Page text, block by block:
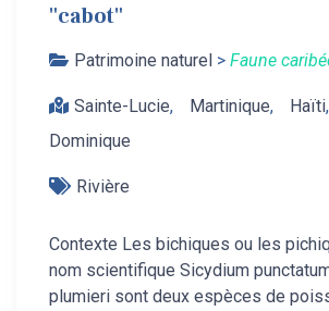
"cabot"
Patrimoine naturel > Faune
Sainte-Lucie, Martinique, Haïti
Dominique
Rivière
Contexte Les bichiques ou les
nom scientifique Sicydium
plumieri sont deux espèces de